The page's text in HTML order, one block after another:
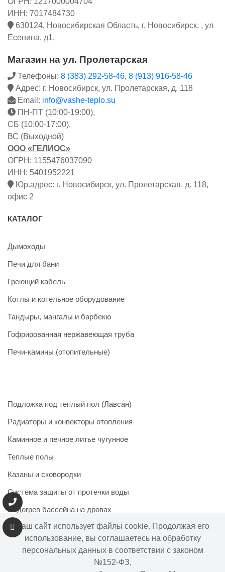
ИНН: 7017484730
630124, Новосибирская Область, г. Новосибирск, , ул
Есенина, д1.
Магазин на ул. Пролетарская
Телефоны: 8 (383) 292-58-46, 8 (913) 916-58-46
Адрес: г. Новосибирск, ул. Пролетарская, д. 118
Email: info@vashe-teplo.su
ПН-ПТ (10:00-19:00),
СБ (10:00-17:00),
ВС (Выходной)
ООО «ГЕЛИОС»
ОГРН: 1155476037090
ИНН: 5401952221
Юр.адрес: г. Новосибирск, ул. Пролетарская, д. 118,
офис 2
КАТАЛОГ
Дымоходы
Печи для бани
Греющий кабель
Котлы и котельное оборудование
Тандыры, мангалы и барбекю
Гофрированная нержавеющая труба
Печи-камины (отопительные)
Подложка под теплый пол (Лавсан)
Радиаторы и конвекторы отопления
Каминное и печное литье чугунное
Теплые полы
Казаны и сковородки
Система защиты от протечки воды
Подогрев бассейна на дровах
Информация на сайте не является публичной офертой.
Наличие и цены товара могут меняться, просьба
Наш сайт использует файлы cookie. Продолжая его
использование, вы соглашаетесь на обработку
персональных данных в соответствии с законом
№152-ФЗ,